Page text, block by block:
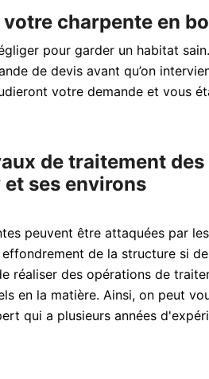
charpente en
pour garder un habitat
de devis avant qu’on
votre demande et vous
de traitement
et ses environs
peuvent être attaquées par
de la structure si
réaliser des opérations de
en la matière. Ainsi, on peut
qui a plusieurs années